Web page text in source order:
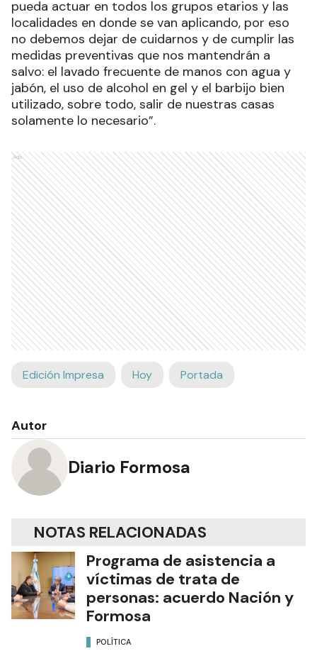
pueda actuar en todos los grupos etarios y las
localidades en donde se van aplicando, por eso
no debemos dejar de cuidarnos y de cumplir las
medidas preventivas que nos mantendrán a
salvo: el lavado frecuente de manos con agua y
jabón, el uso de alcohol en gel y el barbijo bien
utilizado, sobre todo, salir de nuestras casas
solamente lo necesario”.
Ads
Edición Impresa Hoy Portada
Autor
Diario Formosa
NOTAS RELACIONADAS
Programa de asistencia a
víctimas de trata de
personas: acuerdo Nación y
Formosa
POLÍTICA